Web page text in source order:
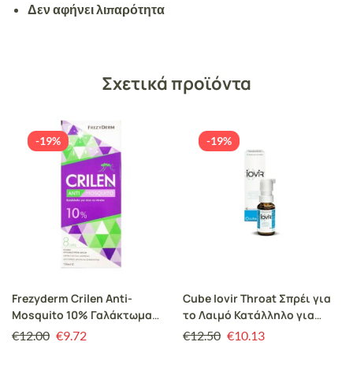
Δεν αφήνει λιπαρότητα
Σχετικά προϊόντα
-19%
Frezyderm Crilen Anti-
Mosquito 10% Γαλάκτωμα
για Προστασία από
€12.00 €9.72
-19%
Cube Iovir Throat Σπρέι για
το Λαιμό Κατάλληλο για
Θεραπεία Κατά των Ιογενών
€12.50 €10.13